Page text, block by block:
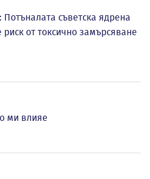
Потъналата съветска ядрена
от токсично замърсяване
ми влияе